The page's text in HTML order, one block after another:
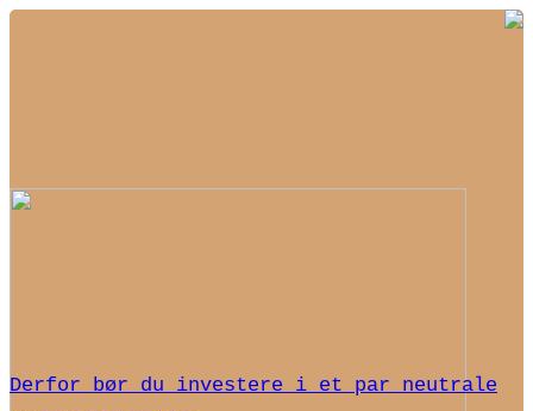
Derfor bør du investere i et par neutrale